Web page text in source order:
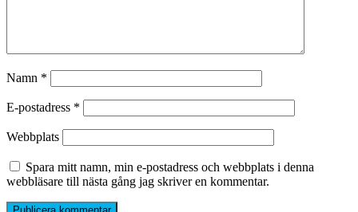
Namn *
E-postadress *
Webbplats
Spara mitt namn, min e-postadress och webbplats i denna
webbläsare till nästa gång jag skriver en kommentar.